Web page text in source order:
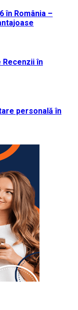
în România –
Recenzii în
personală în